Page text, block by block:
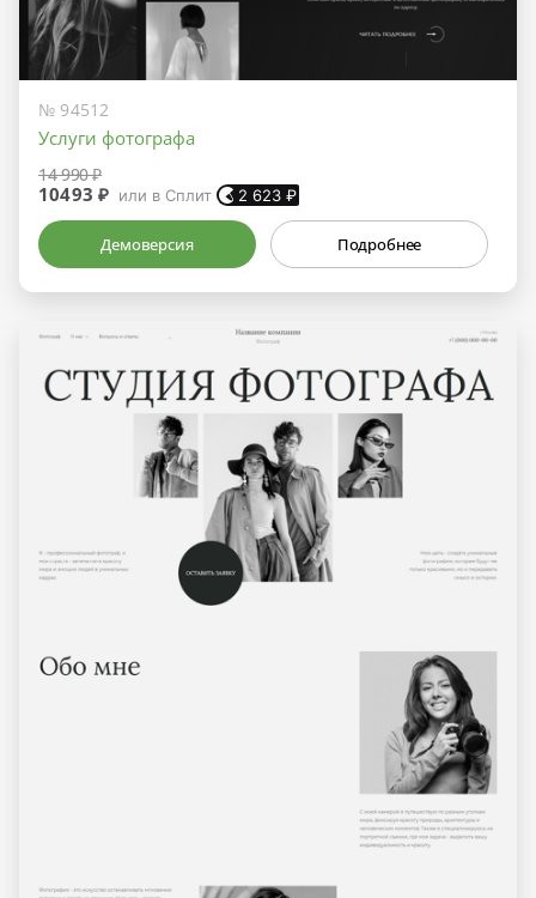
№ 94512
Услуги фотографа
14 990 ₽
10493 ₽ или в Сплит 2 623 ₽
Демоверсия Подробнее